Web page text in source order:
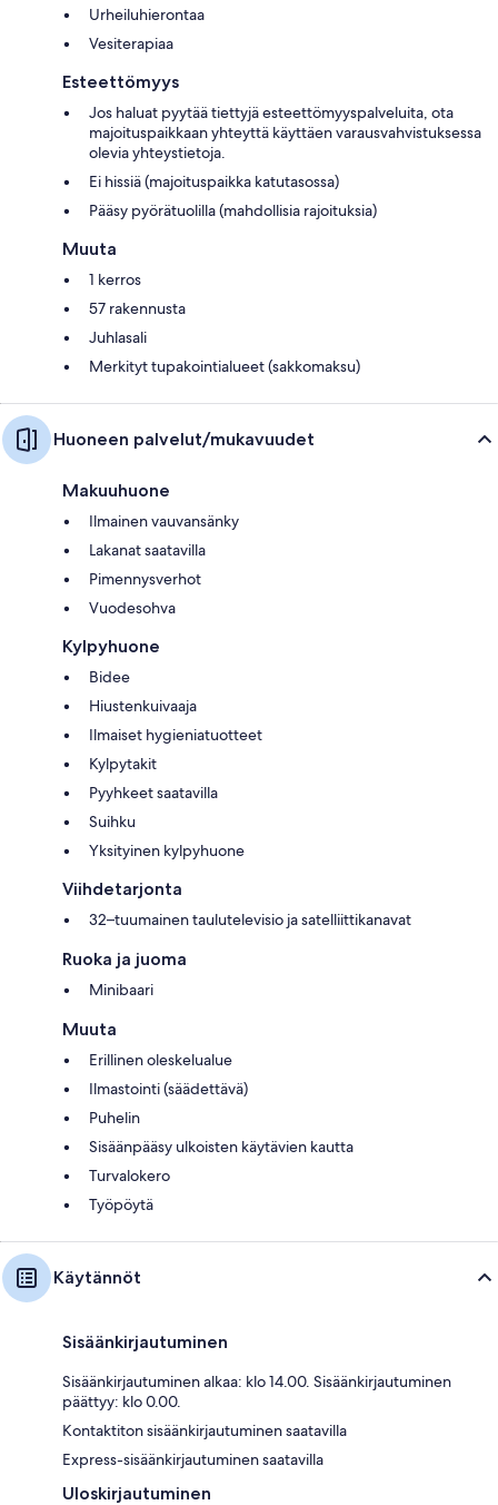
Urheiluhierontaa
Vesiterapiaa
Esteettömyys
Jos haluat pyytää tiettyjä esteettömyyspalveluita, ota
majoituspaikkaan yhteyttä käyttäen varausvahvistuksessa
olevia yhteystietoja.
Ei hissiä (majoituspaikka katutasossa)
Pääsy pyörätuolilla (mahdollisia rajoituksia)
Muuta
1 kerros
57 rakennusta
Juhlasali
Merkityt tupakointialueet (sakkomaksu)
Huoneen palvelut/mukavuudet
Makuuhuone
Ilmainen vauvansänky
Lakanat saatavilla
Pimennysverhot
Vuodesohva
Kylpyhuone
Bidee
Hiustenkuivaaja
Ilmaiset hygieniatuotteet
Kylpytakit
Pyyhkeet saatavilla
Suihku
Yksityinen kylpyhuone
Viihdetarjonta
32–tuumainen taulutelevisio ja satelliittikanavat
Ruoka ja juoma
Minibaari
Muuta
Erillinen oleskelualue
Ilmastointi (säädettävä)
Puhelin
Sisäänpääsy ulkoisten käytävien kautta
Turvalokero
Työpöytä
Käytännöt
Sisäänkirjautuminen
Sisäänkirjautuminen alkaa: klo 14.00. Sisäänkirjautuminen
päättyy: klo 0.00.
Kontaktiton sisäänkirjautuminen saatavilla
Express-sisäänkirjautuminen saatavilla
Uloskirjautuminen